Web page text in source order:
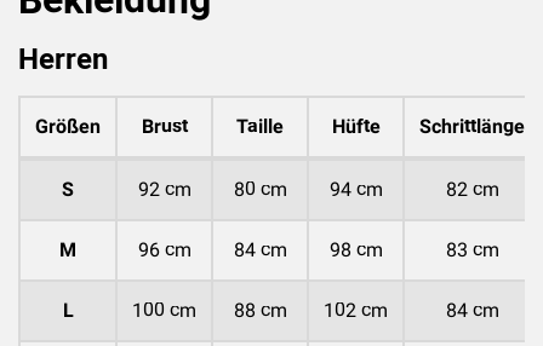
Herren
Größen Brust Taille Hüfte Schrittlänge
S 92 cm 80 cm 94 cm 82 cm
M 96 cm 84 cm 98 cm 83 cm
L 100 cm 88 cm 102 cm 84 cm